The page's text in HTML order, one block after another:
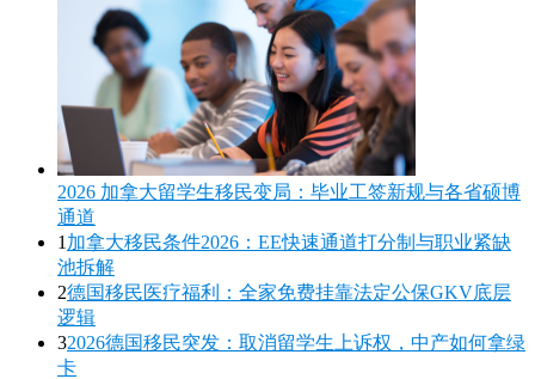
2026 加拿大留学生移民变局：毕业工签新规与各省硕博
通道
1 加拿大移民条件2026：EE快速通道打分制与职业紧缺
池拆解
2德国移民医疗福利：全家免费挂靠法定公保GKV底层
逻辑
32026德国移民突发：取消留学生上诉权，中产如何拿绿
卡